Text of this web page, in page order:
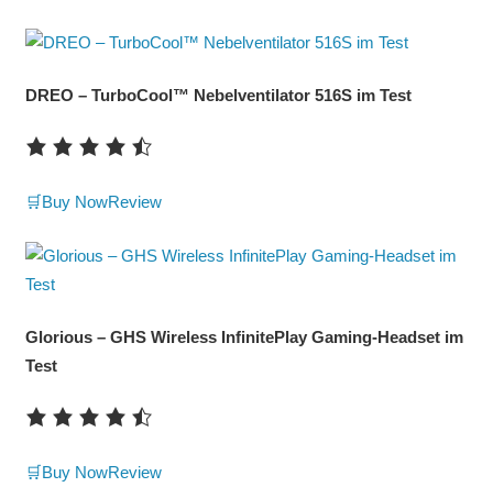
DREO – TurboCool™ Nebelventilator 516S im Test
🛒Buy NowReview
Glorious – GHS Wireless InfinitePlay Gaming-Headset im
Test
🛒Buy NowReview